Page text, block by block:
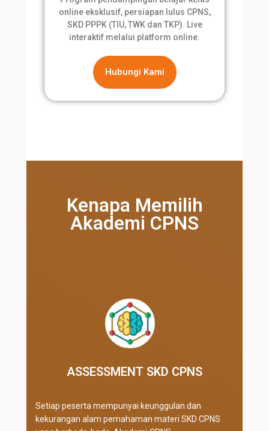
online eksklusif, persiapan lulus CPNS,
SKD PPPK (TIU, TWK dan TKP). Live
interaktif melalui platform online.
Hubungi Kami
Kenapa Memilih
Akademi CPNS
ASSESSMENT SKD CPNS
Setiap peserta mempunyai keunggulan dan
kekurangan alam pemahaman materi SKD CPNS